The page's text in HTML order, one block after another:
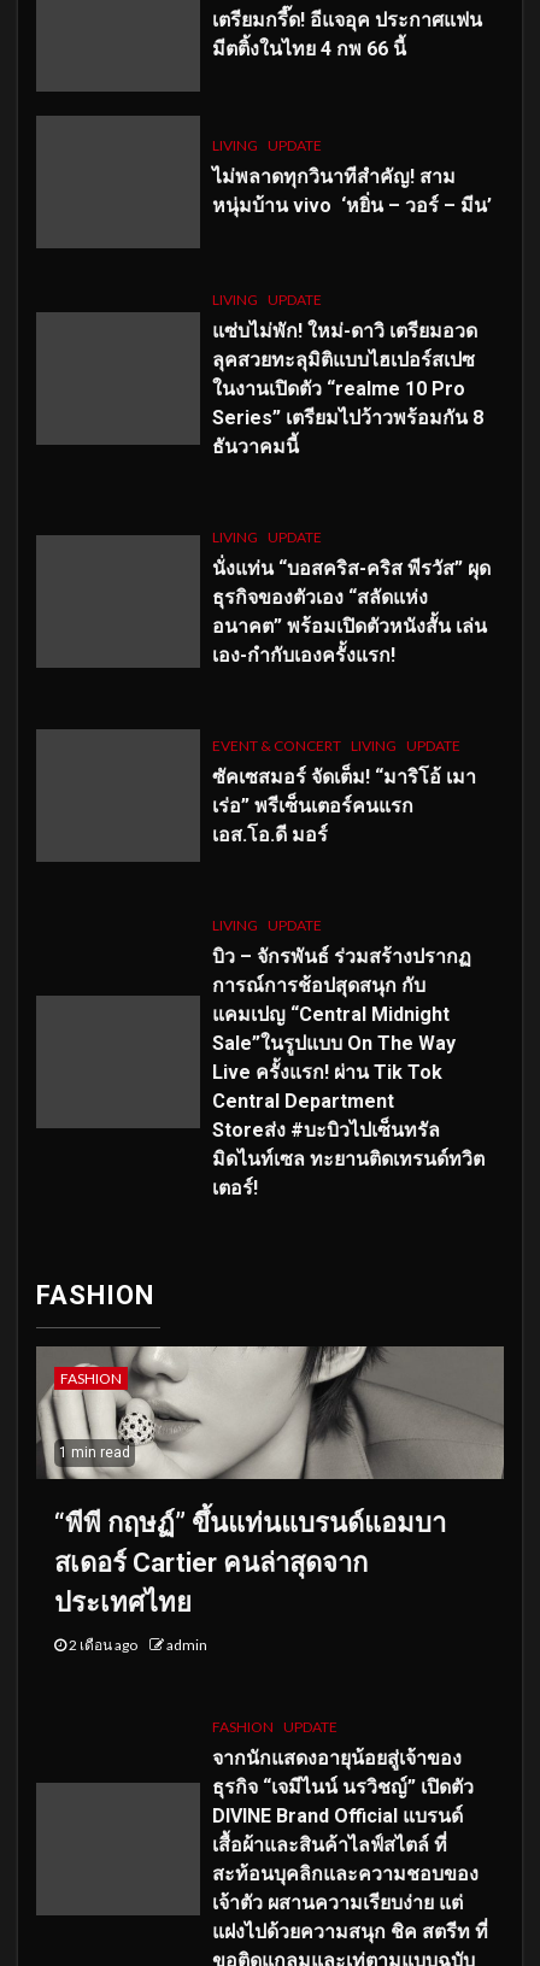
เตรียมกรี๊ด! อีแจอุค ประกาศแฟน
มีตติ้งในไทย 4 กพ 66 นี้
LIVING UPDATE
ไม่พลาดทุกวินาทีสำคัญ! สาม
หนุ่มบ้าน vivo ‘หยิ่น – วอร์ – มีน’
LIVING UPDATE
แซ่บไม่พัก! ใหม่-ดาวิ เตรียมอวด
ลุคสวยทะลุมิติแบบไฮเปอร์สเปซ
ในงานเปิดตัว “realme 10 Pro
Series” เตรียมไปว้าวพร้อมกัน 8
ธันวาคมนี้
LIVING UPDATE
นั่งแท่น “บอสคริส-คริส พีรวัส” ผุด
ธุรกิจของตัวเอง “สลัดแห่ง
อนาคต” พร้อมเปิดตัวหนังสั้น เล่น
เอง-กำกับเองครั้งแรก!
EVENT & CONCERT LIVING UPDATE
ซัคเซสมอร์ จัดเต็ม! “มาริโอ้ เมา
เร่อ” พรีเซ็นเตอร์คนแรก
เอส.โอ.ดี มอร์
LIVING UPDATE
บิว – จักรพันธ์ ร่วมสร้างปรากฏ
การณ์การช้อปสุดสนุก กับ
แคมเปญ “Central Midnight
Sale”ในรูปแบบ On The Way
Live ครั้งแรก! ผ่าน Tik Tok
Central Department
Storeส่ง #บะบิวไปเซ็นทรัล
มิดไนท์เซล ทะยานติดเทรนด์ทวิต
เตอร์!
FASHION
FASHION
1 min read
“พีพี กฤษฏ์” ขึ้นแท่นแบรนด์แอมบา
สเดอร์ Cartier คนล่าสุดจาก
ประเทศไทย
2 เดือน ago admin
FASHION UPDATE
จากนักแสดงอายุน้อยสู่เจ้าของ
ธุรกิจ “เจมีไนน์ นรวิชญ์” เปิดตัว
DIVINE Brand Official แบรนด์
เสื้อผ้าและสินค้าไลฟ์สไตล์ ที่
สะท้อนบุคลิกและความชอบของ
เจ้าตัว ผสานความเรียบง่าย แต่
แฝงไปด้วยความสนุก ชิค สตรีท ที่
ขอติดแกลมและเท่ตามแบบฉบับ